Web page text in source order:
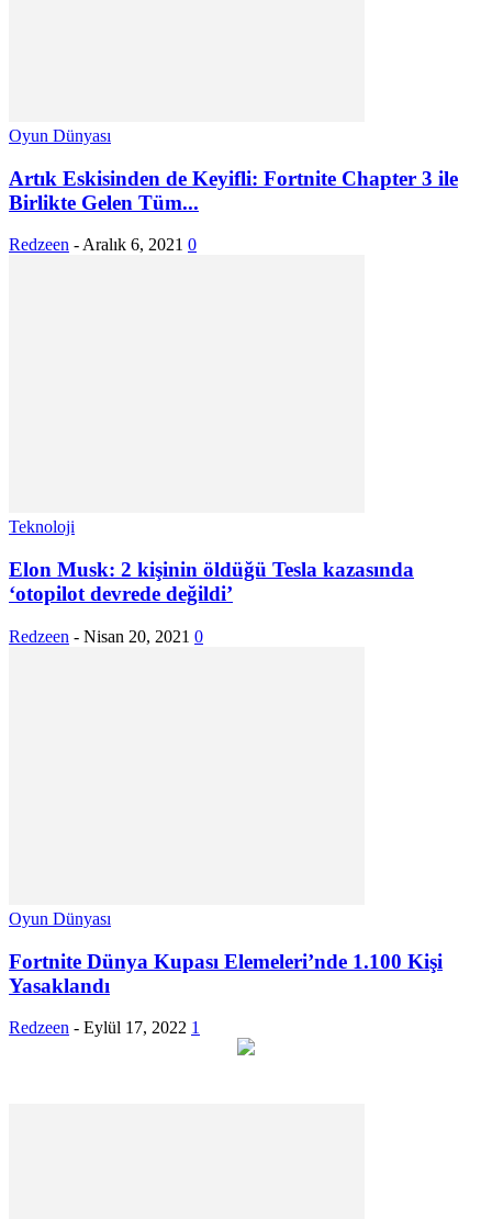
Oyun Dünyası
Artık Eskisinden de Keyifli: Fortnite Chapter 3 ile
Birlikte Gelen Tüm...
Redzeen - Aralık 6, 2021 0
Teknoloji
Elon Musk: 2 kişinin öldüğü Tesla kazasında
‘otopilot devrede değildi’
Redzeen - Nisan 20, 2021 0
Oyun Dünyası
Fortnite Dünya Kupası Elemeleri’nde 1.100 Kişi
Yasaklandı
Redzeen - Eylül 17, 2022 1